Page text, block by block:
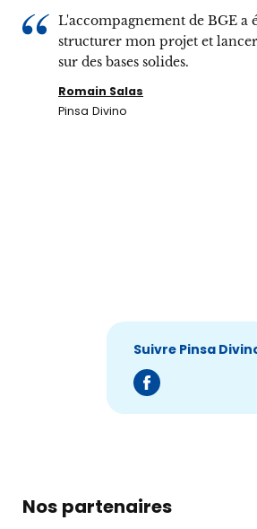
L'accompagnement de BGE a
structurer mon projet et
sur des bases solides.
Romain Salas
Pinsa Divino
Suivre Pinsa
Nos partenaires